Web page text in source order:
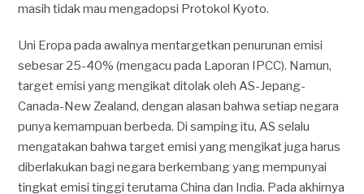
masih tidak mau mengadopsi Protokol Kyoto.
Uni Eropa pada awalnya mentargetkan penurunan emisi
sebesar 25-40% (mengacu pada Laporan IPCC). Namun,
target emisi yang mengikat ditolak oleh AS-Jepang-
Canada-New Zealand, dengan alasan bahwa setiap negara
punya kemampuan berbeda. Di samping itu, AS selalu
mengatakan bahwa target emisi yang mengikat juga harus
diberlakukan bagi negara berkembang yang mempunyai
tingkat emisi tinggi terutama China dan India. Pada akhirnya